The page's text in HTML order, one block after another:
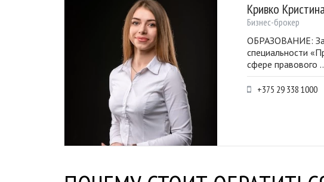
Кривко
Бизнес-брокер
ОБРАЗОВАНИЕ:
специальности
сфере правового
+375 29 338 1000